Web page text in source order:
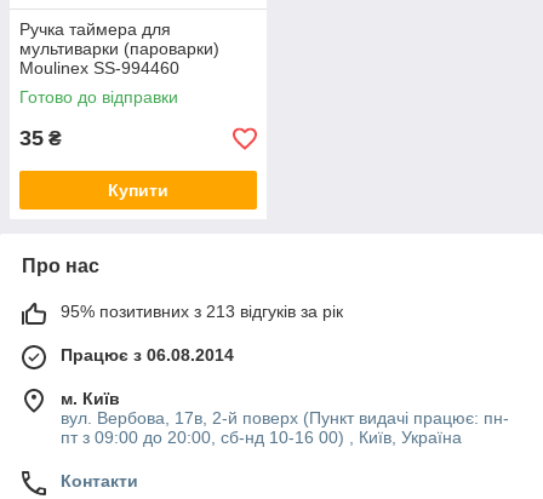
Ручка таймера для
мультиварки (пароварки)
Moulinex SS-994460
Готово до відправки
35 ₴
Купити
Про нас
95% позитивних з 213 відгуків за рік
Працює з 06.08.2014
м. Київ
вул. Вербова, 17в, 2-й поверх (Пункт видачі працює: пн-
пт з 09:00 до 20:00, сб-нд 10-16 00) , Київ, Україна
Контакти